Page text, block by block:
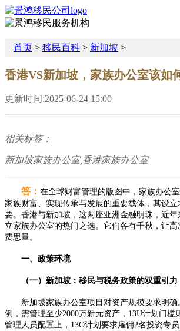
首页 > 移民百科 > 新加坡 >
香港VS新加坡，家族办公室该如
更新时间:2025-06-24 15:00
相关标签：
新加坡家族办公室,香港家族办公室
答： 在全球财富管理的版图中，家族办公
家族财富、实现传承与发展的重要载体，其设
要。香港与新加坡，这两座亚洲金融明珠，近
立家族办公室的热门之选。它们各有千秋，让
费思量。
一、政策环境
（一）新加坡：移民与税务政策的双重引力
新加坡家族办公室项目对资产规模要求明确
例，需管理至少2000万新元资产，13U计划门槛
管理人员配置上，13O计划要求雇佣2名投资专